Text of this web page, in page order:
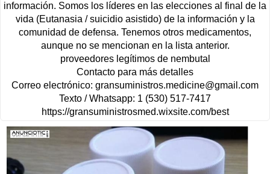
información. Somos los líderes en las elecciones al final de la
vida (Eutanasia / suicidio asistido) de la información y la
comunidad de defensa. Tenemos otros medicamentos,
aunque no se mencionan en la lista anterior.
proveedores legítimos de nembutal
Contacto para más detalles
Correo electrónico: gransuministros.medicine@gmail.com
Texto / Whatsapp: 1 (530) 517-7417
https://gransuministrosmed.wixsite.com/best